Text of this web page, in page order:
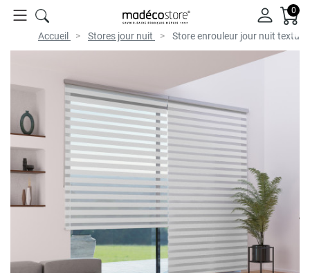
0
Accueil Stores jour nuit Store enrouleur jour nuit